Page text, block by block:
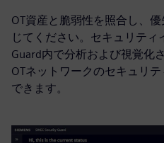
OT資産と脆弱性を照合し、
じてください。セキュリティ
Guard内で分析および視覚化
OTネットワークのセキュリ
できます。